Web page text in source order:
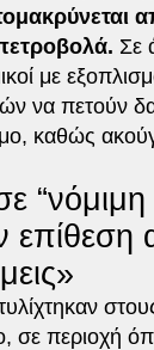
Σε
με
να πετούν
καθώς
“νόμιμη
επίθεση
σε περιοχή